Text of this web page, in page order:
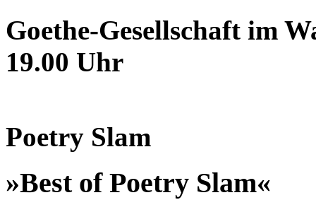
Goethe-Gesellschaft im
19.00 Uhr
Poetry Slam
»Best of Poetry Slam«